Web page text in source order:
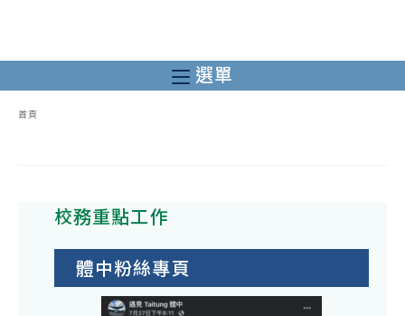
至
主
選單
首頁
校務重點工作
體中粉絲專頁